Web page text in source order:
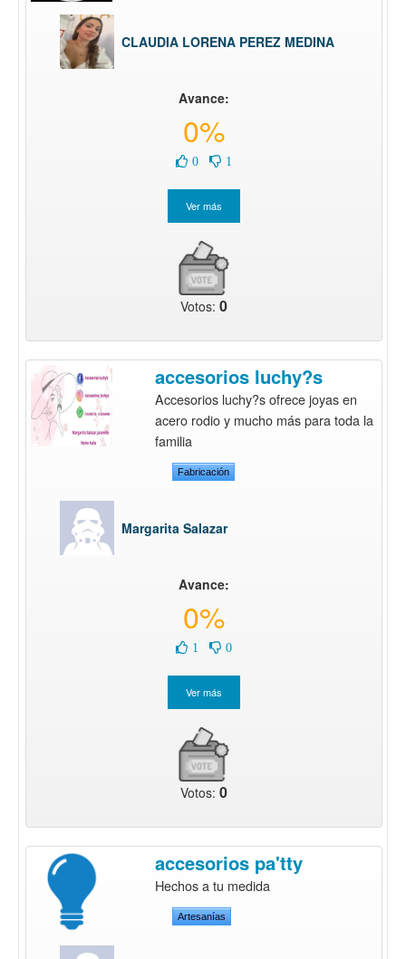
CLAUDIA LORENA PEREZ MEDINA
Avance:
0%
0 1
Votos: 0
accesorios luchy?s
Accesorios luchy?s ofrece joyas en
acero rodio y mucho más para toda la
familia
Fabricación
Margarita Salazar
Avance:
0%
1 0
Votos: 0
accesorios pa'tty
Hechos a tu medida
Artesanías